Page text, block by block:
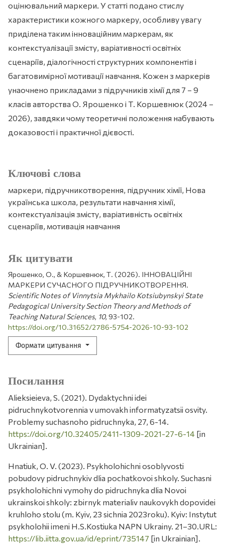
Ключові слова
маркери, підручникотворення, підручник хімії, Нова
українська школа, результати навчання хімії,
контекстуалізація змісту, варіативність освітніх
сценаріїв, мотивація навчання
Як цитувати
Ярошенко, О., & Коршевнюк, Т. (2026). ІННОВАЦІЙНІ
МАРКЕРИ СУЧАСНОГО ПІДРУЧНИКОТВОРЕННЯ.
Scientific Notes of Vinnytsia Mykhailo Kotsiubynskyi State
Pedagogical University Section Theory and Methods of
Teaching Natural Sciences, 10, 93-102.
https://doi.org/10.31652/2786-5754-2026-10-93-102
Формати цитування
оцінювальний маркери. У статті подано стислу
характеристики кожного маркеру, особливу увагу
приділена таким інноваційним маркерам, як
контекстуалізації змісту, варіативності освітніх
сценаріїв, діалогічності структурних компонентів і
багатовимірної мотивації навчання. Кожен з маркерів
унаочнено прикладами з підручників хімії для 7 – 9
класів авторства О. Ярошенко і Т. Коршевнюк (2024 –
2026), завдяки чому теоретичні положення набувають
доказовості і практичної дієвості.
Посилання
Alieksieieva, S. (2021). Dydaktychni idei
pidruchnykotvorennia v umovakh informatyzatsii osvity.
Problemy suchasnoho pidruchnyka, 27, 6-14.
https://doi.org/10.32405/2411-1309-2021-27-6-14 [in
Ukrainian].
Hnatiuk, O. V. (2023). Psykholohichni osoblyvosti
pobudovy pidruchnykiv dlia pochatkovoi shkoly. Suchasni
psykholohichni vymohy do pidruchnyka dlia Novoi
ukrainskoi shkoly: zbirnyk materialiv naukovykh dopovidei
kruhloho stolu (m. Kyiv, 23 sichnia 2023roku). Kyiv: Instytut
psykholohii imeni H.S.Kostiuka NAPN Ukrainy. 21–30.URL:
https://lib.iitta.gov.ua/id/eprint/735147 [in Ukrainian].